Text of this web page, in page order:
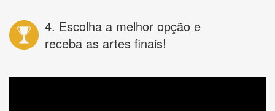
4. Escolha a melhor opção e
receba as artes finais!